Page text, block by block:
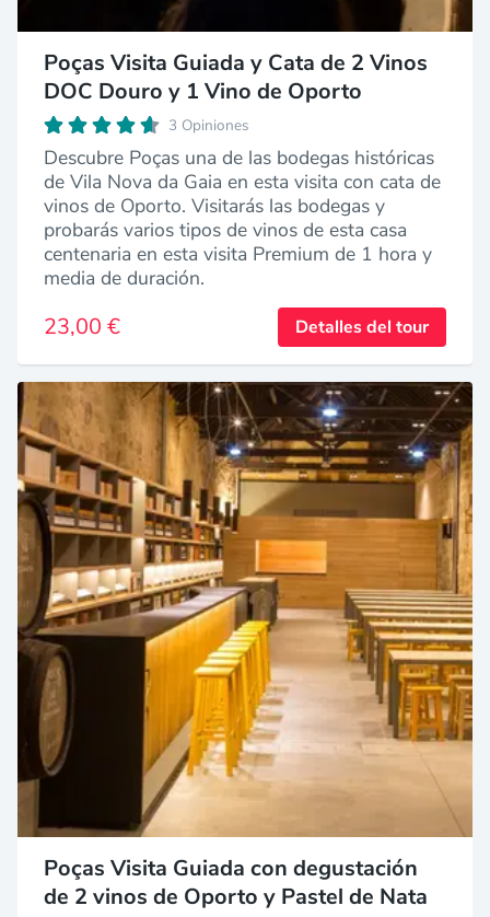
Poças Visita Guiada y Cata de 2 Vinos
DOC Douro y 1 Vino de Oporto
3 Opiniones
Descubre Poças una de las bodegas históricas
de Vila Nova da Gaia en esta visita con cata de
vinos de Oporto. Visitarás las bodegas y
probarás varios tipos de vinos de esta casa
centenaria en esta visita Premium de 1 hora y
media de duración.
23,00 € Detalles del tour
Poças Visita Guiada con degustación
de 2 vinos de Oporto y Pastel de Nata